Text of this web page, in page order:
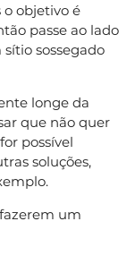
o objetivo é
passe ao lado
sossegado
longe da
que não quer
possível
soluções,
um